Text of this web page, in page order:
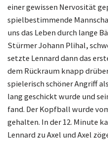
einer gewissen Nervosität
spielbestimmende
uns das Leben durch lange
Stürmer Johann Plihal,
setzte Lennard dann das
dem Rückraum knapp
spielerisch schöner Angriff
lang geschickt wurde und
fand. Der Kopfball wurde
gehalten. In der 12. Minute
Lennard zu Axel und Axel